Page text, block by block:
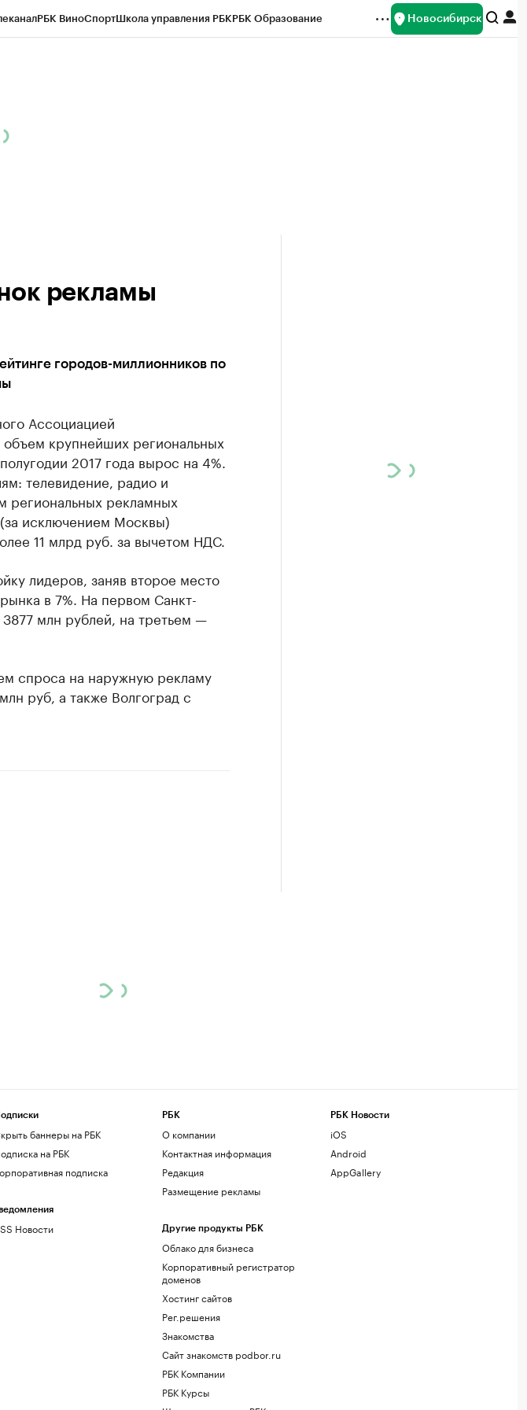
РБК ВиноСпортШкола управления РБКРБК Образование Новосибирск
рекламы
городов-миллионников по
Ассоциацией
крупнейших региональных
2017 года вырос на 4%.
телевидение, радио и
рекламных
исключением Москвы)
11 млрд руб. за вычетом НДС.
лидеров, заняв второе место
в 7%. На первом Санкт-
млн рублей, на третьем —
спроса на наружную рекламу
руб, а также Волгоград с
баннеры на РБК
на РБК
подписка
Новости
РБК
О компании
Контактная информация
Редакция
Размещение рекламы
Другие продукты РБК
Облако для бизнеса
Корпоративный регистратор
доменов
Хостинг сайтов
Рег.решения
Знакомства
Сайт знакомств podbor.ru
РБК Компании
РБК Курсы
РБК Новости
iOS
Android
AppGallery